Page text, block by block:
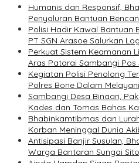
Humanis dan Responsif,
Penyaluran Bantuan
Polisi Hadir Kawal Bantuan
PT SGN Arasoe Salurkan
Perkuat Sistem Keamanan
Aras Patarai Sambangi Pos
Kegiatan Polisi Penolong
Polres Bone Dalam
Sambangi Desa Binaan,
Kades dan Tomas Bahas
Bhabinkamtibmas dan
Korban Meninggal Dunia
Antisipasi Banjir Susulan,
Warga Bantaran Sungai